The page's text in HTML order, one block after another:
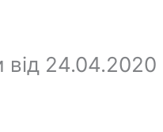
від 24.04.2020